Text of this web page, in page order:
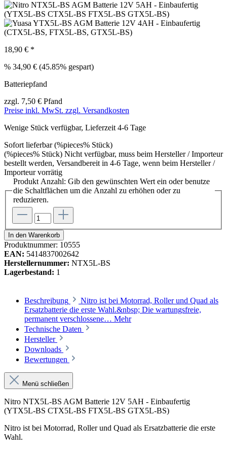
18,90 € *
% 34,90 € (45.85% gespart)
Batteriepfand
zzgl. 7,50 € Pfand
Preise inkl. MwSt. zzgl. Versandkosten
Wenige Stück verfügbar, Lieferzeit 4-6 Tage
Sofort lieferbar (%pieces% Stück)
(%pieces% Stück) Nicht verfügbar, muss beim Hersteller / Importeur
bestellt werden, Versandbereit in 4-6 Tage, wenn beim Hersteller /
Importeur vorrätig
Produkt Anzahl: Gib den gewünschten Wert ein oder benutze
die Schaltflächen um die Anzahl zu erhöhen oder zu
reduzieren.
In den Warenkorb
Produktnummer: 10555
EAN: 5414837002642
Herstellernummer: NTX5L-BS
Lagerbestand: 1
Beschreibung
Nitro ist bei Motorrad, Roller und Quad als
Ersatzbatterie die erste Wahl.&nbsp; Die wartungsfreie,
permanent verschlossene… Mehr
Technische Daten
Hersteller
Downloads
Bewertungen
Menü schließen
Nitro NTX5L-BS AGM Batterie 12V 5AH - Einbaufertig
(YTX5L-BS CTX5L-BS FTX5L-BS GTX5L-BS)
Nitro ist bei Motorrad, Roller und Quad als Ersatzbatterie die erste
Wahl.